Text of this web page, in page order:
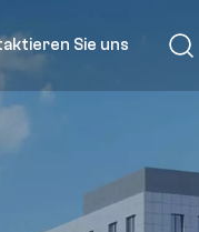
Sie uns